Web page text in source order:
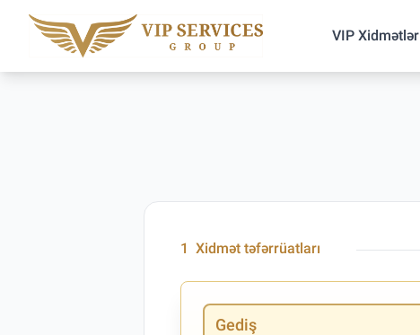
VIP Xidmətlər
1 Xidmət təfərrüatları
Gediş